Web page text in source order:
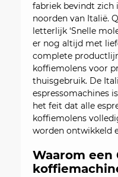
fabriek bevindt zich
noorden van Italië.
letterlijk ‘Snelle
er nog altijd met
complete
koffiemolens voor
thuisgebruik. De
espressomachines
het feit dat alle
koffiemolens
worden ontwikkeld
Waarom een